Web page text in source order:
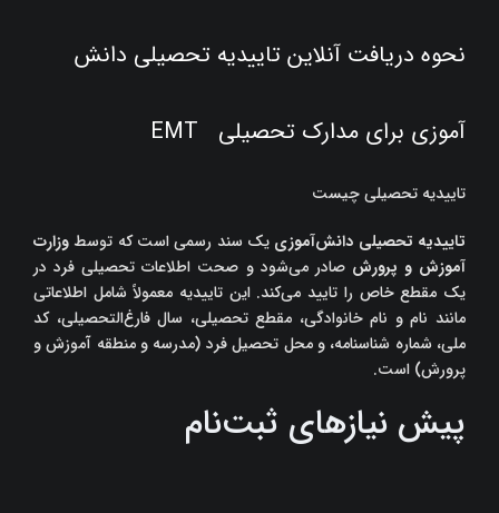
نحوه دریافت آنلاین تاییدیه تحصیلی دانش
آموزی برای مدارک تحصیلی EMT
تاییدیه تحصیلی چیست
تاییدیه تحصیلی دانش‌آموزی یک سند رسمی است که توسط وزارت
آموزش و پرورش صادر می‌شود و صحت اطلاعات تحصیلی فرد در
یک مقطع خاص را تایید می‌کند. این تاییدیه معمولاً شامل اطلاعاتی
مانند نام و نام خانوادگی، مقطع تحصیلی، سال فارغ‌التحصیلی، کد
ملی، شماره شناسنامه، و محل تحصیل فرد (مدرسه و منطقه آموزش و
پرورش) است.
پیش نیازهای ثبت‌نام